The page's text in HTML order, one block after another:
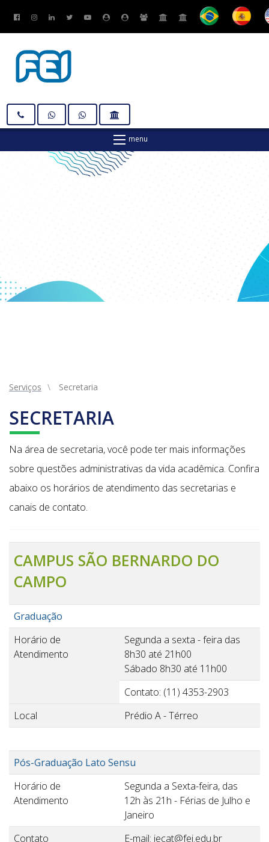
Serviços Secretaria
SECRETARIA
Na área de secretaria, você pode ter mais informações
sobre questões administrativas da vida acadêmica. Confira
abaixo os horários de atendimento das secretarias e
canais de contato.
CAMPUS SÃO BERNARDO DO
CAMPO
Graduação
Horário de
Atendimento
Segunda a sexta - feira das
8h30 até 21h00
Sábado 8h30 até 11h00
Contato: (11) 4353-2903
Local
Prédio A - Térreo
Pós-Graduação Lato Sensu
Horário de
Atendimento
Segunda a Sexta-feira, das
12h às 21h - Férias de Julho e
Janeiro
Contato
E-mail: iecat@fei.edu.br